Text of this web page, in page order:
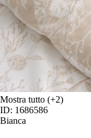
Mostra tutto (+2)
ID: 1686586
Bianca